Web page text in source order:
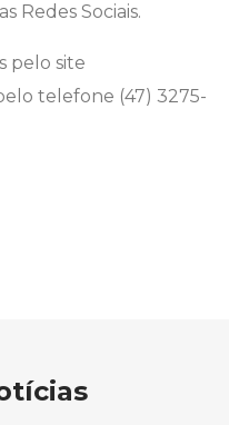
Redes Sociais.
pelo site
telefone (47) 3275-